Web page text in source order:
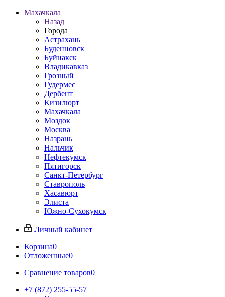
Махачкала
Назад
Города
Астрахань
Буденновск
Буйнакск
Владикавказ
Грозный
Гудермес
Дербент
Кизилюрт
Махачкала
Моздок
Москва
Назрань
Нальчик
Нефтекумск
Пятигорск
Санкт-Петербург
Ставрополь
Хасавюрт
Элиста
Южно-Сухокумск
Личный кабинет
Корзина0
Отложенные0
Сравнение товаров0
+7 (872) 255-55-57